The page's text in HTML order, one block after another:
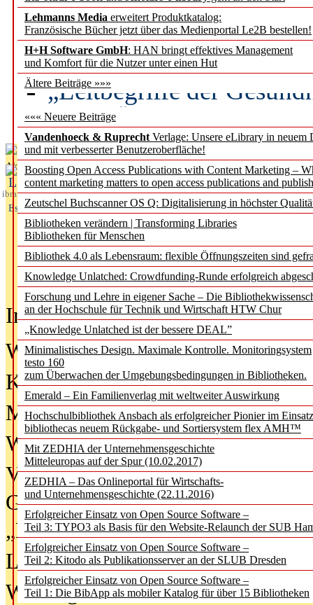
Lehmanns Media erweitert Produktkatalog:
Französische Bücher jetzt über das Medienportal Le2B bestellen!
H+H Software GmbH: HAN bringt effektives Management
und Komfort für die Nutzer unter einen Hut
Ältere Beiträge »»»
««« Neuere Beiträge
Vandenhoeck & Ruprecht Verlage: Unsere eLibrary in neuem
und mit verbesserter Benutzeroberfläche!
Boosting Open Access Publications with Content Marketing –
content marketing matters to open access publications and
Zeutschel Buchscanner OS Q: Digitalisierung in höchster
Bibliotheken verändern | Transforming Libraries
Bibliotheken für Menschen
Bibliothek 4.0 als Lebensraum: flexible Öffnungszeiten sind
Knowledge Unlatched: Crowdfunding-Runde erfolgreich
Forschung und Lehre in eigener Sache – Die
an der Hochschule für Technik und Wirtschaft HTW Chur
„Knowledge Unlatched ist der bessere DEAL”
Minimalistisches Design. Maximale Kontrolle. Monitoringsystem
testo 160
zum Überwachen der Umgebungsbedingungen in Bibliotheken.
Emerald – Ein Familienverlag mit weltweiter Auswirkung
Hochschulbibliothek Ansbach als erfolgreicher Pionier im
bibliothecas neuem Rückgabe- und Sortiersystem flex AMH™
Mit ZEDHIA der Unternehmensgeschichte
Mitteleuropas auf der Spur (10.02.2017)
ZEDHIA – Das Onlineportal für Wirtschafts-
und Unternehmensgeschichte (22.11.2016)
Erfolgreicher Einsatz von Open Source Software –
Teil 3: TYPO3 als Basis für den Website-Relaunch der SUB
Erfolgreicher Einsatz von Open Source Software –
Teil 2: Kitodo als Publikationsserver an der SLUB Dresden
Erfolgreicher Einsatz von Open Source Software –
Teil 1: Die BibApp als mobiler Katalog für über 15 Bibliotheken
Künstliche Intelligenz
besser zu verstehen
„Leitbegriffe der
des BIÖG erscheinen
Aktuelles aus
L
ibrary
Essentials
In der Ausgabe06/2026(August
Was Hochschul­bibliotheken von
Kinder in der digitalen Welt
Metadaten als Infrastruktur
Wenn Bots katalogisieren
Von Abschlusskleidern bis
Geisterjagd-Ausrüstung in der
„Library of Things“ unterwegs
Lesen als Infrastrukturaufgabe
Wie Jugendliche Social Media